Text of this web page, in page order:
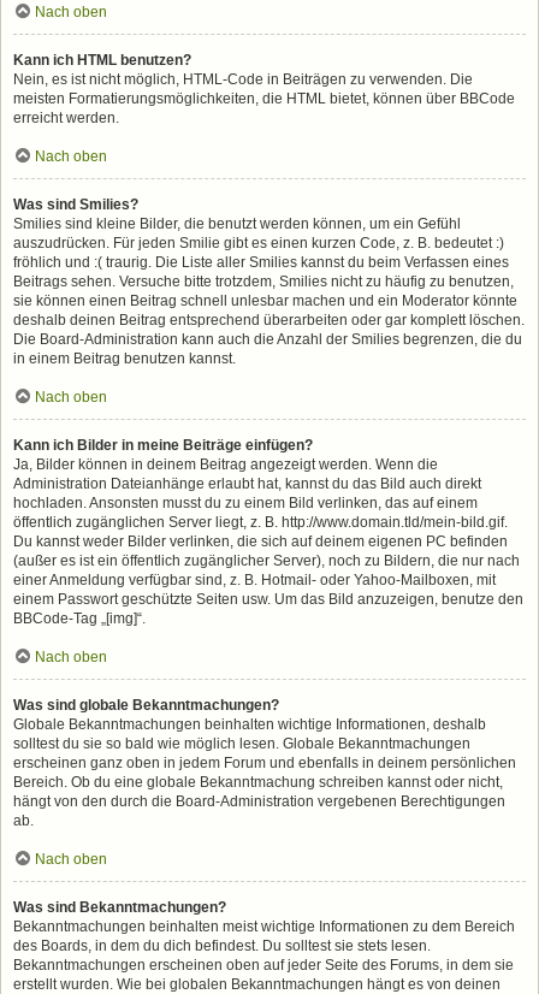
Nach oben
Kann ich HTML benutzen?
Nein, es ist nicht möglich, HTML-Code in Beiträgen zu verwenden. Die
meisten Formatierungsmöglichkeiten, die HTML bietet, können über BBCode
erreicht werden.
Nach oben
Was sind Smilies?
Smilies sind kleine Bilder, die benutzt werden können, um ein Gefühl
auszudrücken. Für jeden Smilie gibt es einen kurzen Code, z. B. bedeutet :)
fröhlich und :( traurig. Die Liste aller Smilies kannst du beim Verfassen eines
Beitrags sehen. Versuche bitte trotzdem, Smilies nicht zu häufig zu benutzen,
sie können einen Beitrag schnell unlesbar machen und ein Moderator könnte
deshalb deinen Beitrag entsprechend überarbeiten oder gar komplett löschen.
Die Board-Administration kann auch die Anzahl der Smilies begrenzen, die du
in einem Beitrag benutzen kannst.
Nach oben
Kann ich Bilder in meine Beiträge einfügen?
Ja, Bilder können in deinem Beitrag angezeigt werden. Wenn die
Administration Dateianhänge erlaubt hat, kannst du das Bild auch direkt
hochladen. Ansonsten musst du zu einem Bild verlinken, das auf einem
öffentlich zugänglichen Server liegt, z. B. http://www.domain.tld/mein-bild.gif.
Du kannst weder Bilder verlinken, die sich auf deinem eigenen PC befinden
(außer es ist ein öffentlich zugänglicher Server), noch zu Bildern, die nur nach
einer Anmeldung verfügbar sind, z. B. Hotmail- oder Yahoo-Mailboxen, mit
einem Passwort geschützte Seiten usw. Um das Bild anzuzeigen, benutze den
BBCode-Tag „[img]“.
Nach oben
Was sind globale Bekanntmachungen?
Globale Bekanntmachungen beinhalten wichtige Informationen, deshalb
solltest du sie so bald wie möglich lesen. Globale Bekanntmachungen
erscheinen ganz oben in jedem Forum und ebenfalls in deinem persönlichen
Bereich. Ob du eine globale Bekanntmachung schreiben kannst oder nicht,
hängt von den durch die Board-Administration vergebenen Berechtigungen
ab.
Nach oben
Was sind Bekanntmachungen?
Bekanntmachungen beinhalten meist wichtige Informationen zu dem Bereich
des Boards, in dem du dich befindest. Du solltest sie stets lesen.
Bekanntmachungen erscheinen oben auf jeder Seite des Forums, in dem sie
erstellt wurden. Wie bei globalen Bekanntmachungen hängt es von deinen